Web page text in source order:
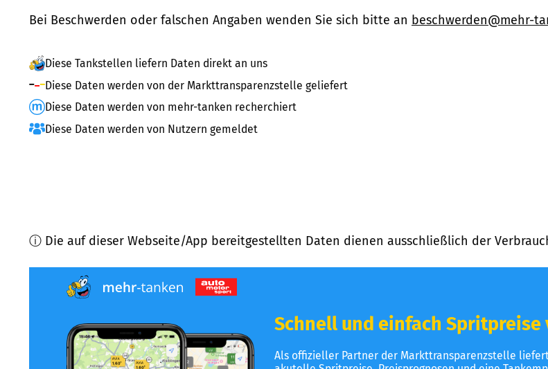
Bei Beschwerden oder falschen Angaben wenden Sie sich bitte an beschwerden@mehr-
Diese Tankstellen liefern Daten direkt an uns
Diese Daten werden von der Markttransparenzstelle geliefert
Diese Daten werden von mehr-tanken recherchiert
Diese Daten werden von Nutzern gemeldet
ⓘ Die auf dieser Webseite/App bereitgestellten Daten dienen ausschließlich der
Schnell und einfach Spritpreise
Als offizieller Partner der Markttransparenzstelle